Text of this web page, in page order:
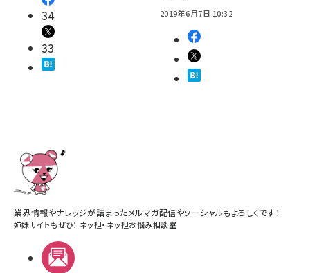
34
33
2019年6月7日 10:32
業界情報やナレッジが詰まったメルマガ配信やソーシャルもよろしくです！
姉妹サイトもぜひ： ネッ担・ ネッ担お悩み相談室